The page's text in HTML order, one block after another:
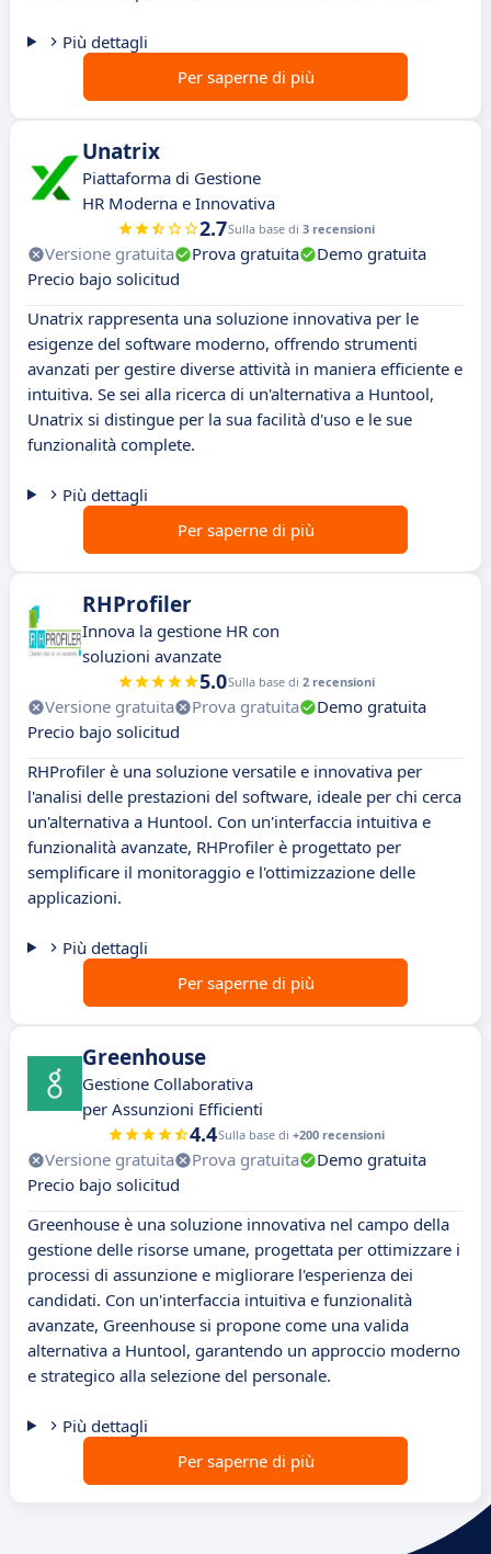
Più dettagli
Per saperne di più
Unatrix
Piattaforma di Gestione
HR Moderna e Innovativa
2.7Sulla base di 3 recensioni
Versione gratuita Prova gratuita
Demo gratuita
Precio bajo solicitud
Unatrix rappresenta una soluzione innovativa per le
esigenze del software moderno, offrendo strumenti
avanzati per gestire diverse attività in maniera efficiente e
intuitiva. Se sei alla ricerca di un'alternativa a Huntool,
Unatrix si distingue per la sua facilità d'uso e le sue
funzionalità complete.
Più dettagli
Per saperne di più
RHProfiler
Innova la gestione HR con
soluzioni avanzate
5.0Sulla base di 2 recensioni
Versione gratuita Prova gratuita
Demo gratuita
Precio bajo solicitud
RHProfiler è una soluzione versatile e innovativa per
l'analisi delle prestazioni del software, ideale per chi cerca
un'alternativa a Huntool. Con un'interfaccia intuitiva e
funzionalità avanzate, RHProfiler è progettato per
semplificare il monitoraggio e l'ottimizzazione delle
applicazioni.
Più dettagli
Per saperne di più
Greenhouse
Gestione Collaborativa
per Assunzioni Efficienti
4.4Sulla base di +200 recensioni
Versione gratuita Prova gratuita
Demo gratuita
Precio bajo solicitud
Greenhouse è una soluzione innovativa nel campo della
gestione delle risorse umane, progettata per ottimizzare i
processi di assunzione e migliorare l'esperienza dei
candidati. Con un'interfaccia intuitiva e funzionalità
avanzate, Greenhouse si propone come una valida
alternativa a Huntool, garantendo un approccio moderno
e strategico alla selezione del personale.
Più dettagli
Per saperne di più